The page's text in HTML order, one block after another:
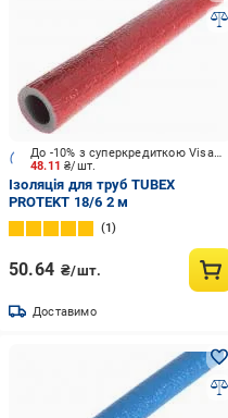
48.11₴/шт.
До -10% з суперкредиткою Visa Вигода
Ізоляція для труб TUBEX
PROTEKT 18/6 2 м
1
50.64 ₴/шт.
Доставимо